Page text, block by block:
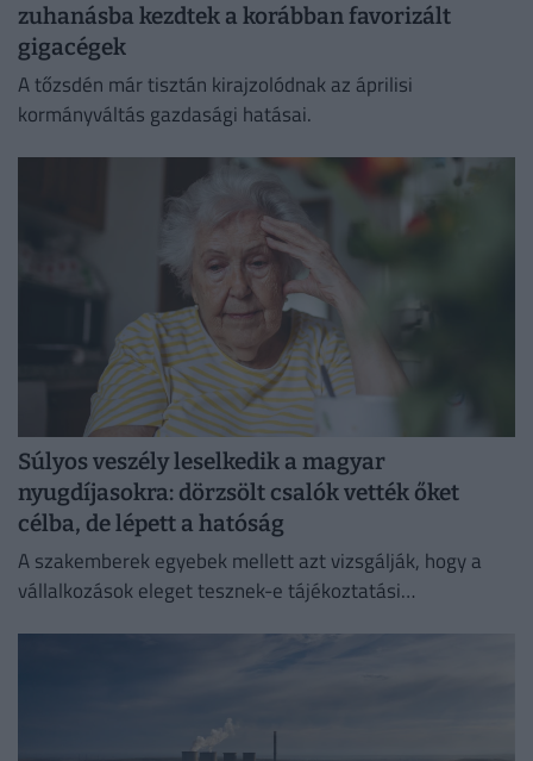
zuhanásba kezdtek a korábban favorizált
gigacégek
A tőzsdén már tisztán kirajzolódnak az áprilisi
kormányváltás gazdasági hatásai.
Súlyos veszély leselkedik a magyar
nyugdíjasokra: dörzsölt csalók vették őket
célba, de lépett a hatóság
A szakemberek egyebek mellett azt vizsgálják, hogy a
vállalkozások eleget tesznek-e tájékoztatási